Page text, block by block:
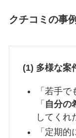
クチコミの事例
(1) 多様な案
「若手で
「 自分の
してくれ
「定期的